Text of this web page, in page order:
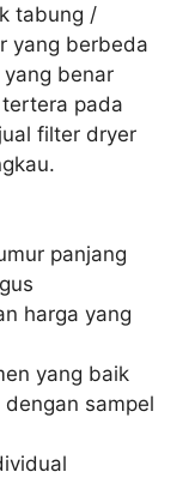
tabung /
yang berbeda
benar
pada
filter dryer
panjang
harga yang
yang baik
sampel